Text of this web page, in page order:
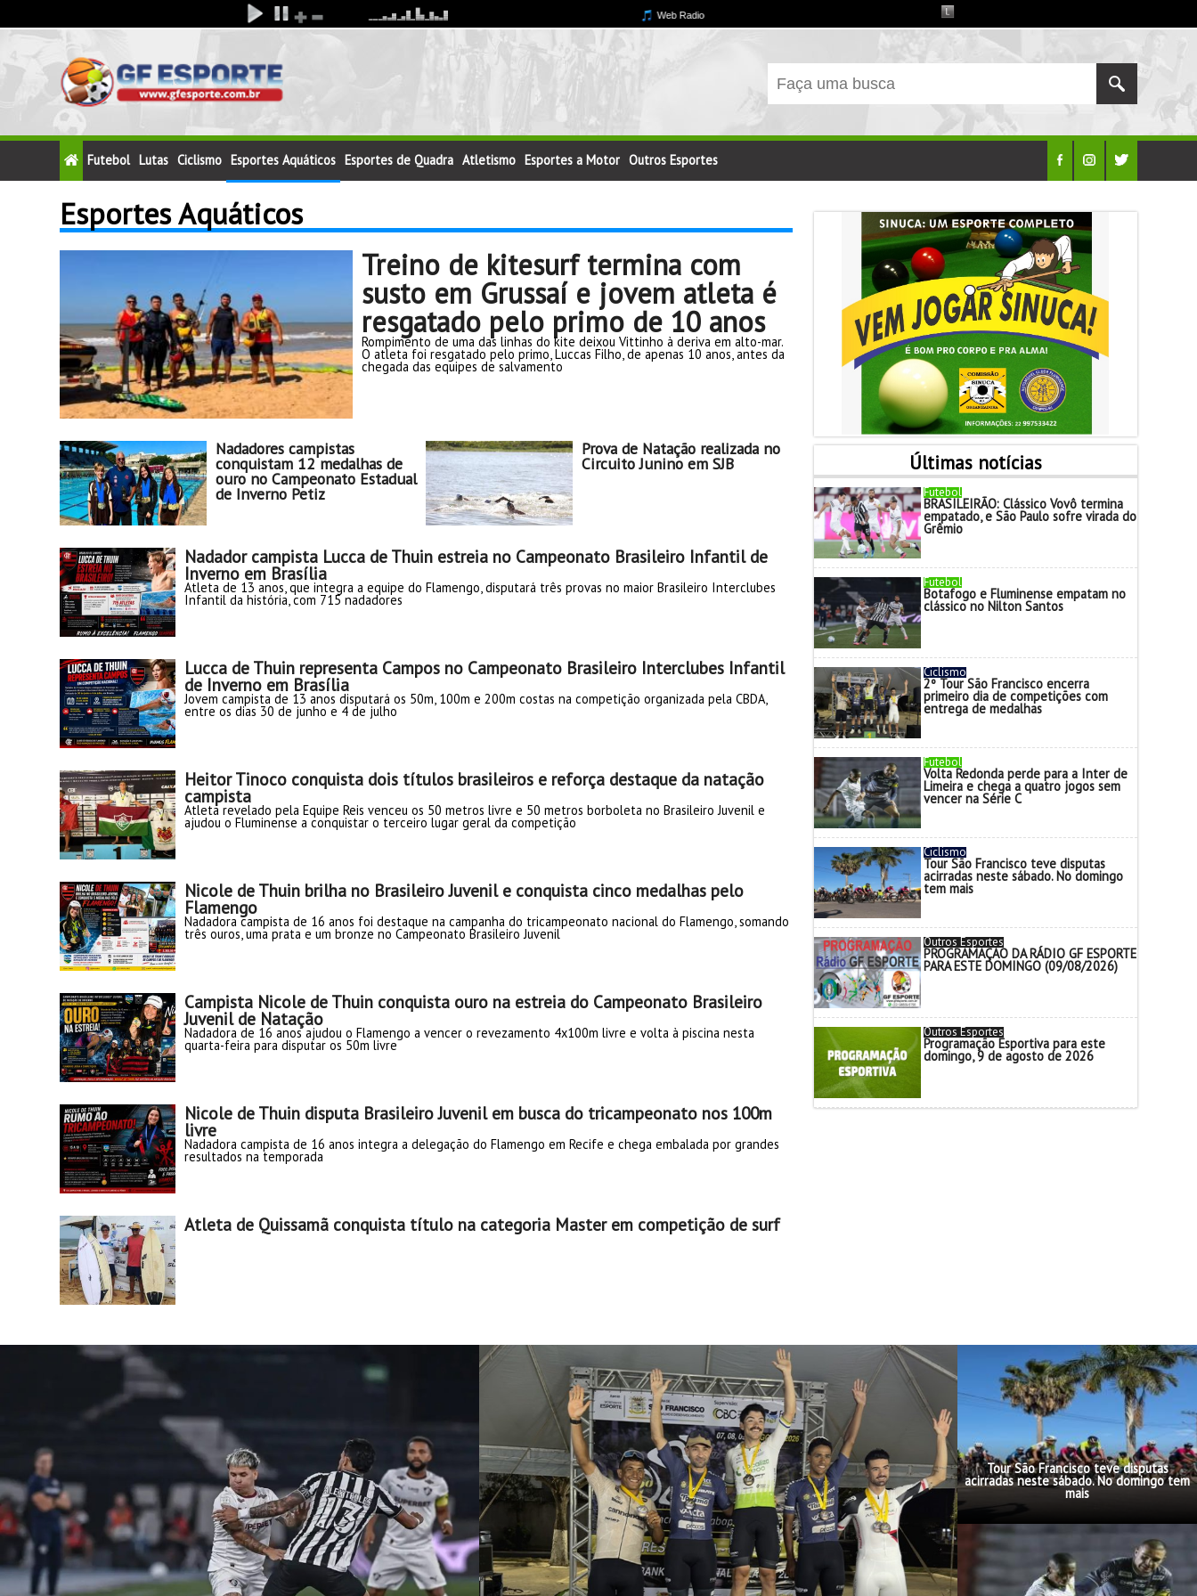
Futebol Lutas Ciclismo Esportes Aquáticos Esportes de Quadra Atletismo Esportes a Motor Outros Esportes
Esportes Aquáticos
Treino de kitesurf termina com
susto em Grussaí e jovem atleta é
resgatado pelo primo de 10 anos
Rompimento de uma das linhas do kite deixou Vittinho à deriva em alto-mar.
O atleta foi resgatado pelo primo, Luccas Filho, de apenas 10 anos, antes da
chegada das equipes de salvamento
Nadadores campistas
conquistam 12 medalhas de
ouro no Campeonato Estadual
de Inverno Petiz
Prova de Natação realizada no
Circuito Junino em SJB
Nadador campista Lucca de Thuin estreia no Campeonato Brasileiro Infantil de
Inverno em Brasília
Atleta de 13 anos, que integra a equipe do Flamengo, disputará três provas no maior Brasileiro Interclubes
Infantil da história, com 715 nadadores
Lucca de Thuin representa Campos no Campeonato Brasileiro Interclubes Infantil
de Inverno em Brasília
Jovem campista de 13 anos disputará os 50m, 100m e 200m costas na competição organizada pela CBDA,
entre os dias 30 de junho e 4 de julho
Heitor Tinoco conquista dois títulos brasileiros e reforça destaque da natação
campista
Atleta revelado pela Equipe Reis venceu os 50 metros livre e 50 metros borboleta no Brasileiro Juvenil e
ajudou o Fluminense a conquistar o terceiro lugar geral da competição
Nicole de Thuin brilha no Brasileiro Juvenil e conquista cinco medalhas pelo
Flamengo
Nadadora campista de 16 anos foi destaque na campanha do tricampeonato nacional do Flamengo, somando
três ouros, uma prata e um bronze no Campeonato Brasileiro Juvenil
Campista Nicole de Thuin conquista ouro na estreia do Campeonato Brasileiro
Juvenil de Natação
Nadadora de 16 anos ajudou o Flamengo a vencer o revezamento 4x100m livre e volta à piscina nesta
quarta-feira para disputar os 50m livre
Nicole de Thuin disputa Brasileiro Juvenil em busca do tricampeonato nos 100m
livre
Nadadora campista de 16 anos integra a delegação do Flamengo em Recife e chega embalada por grandes
resultados na temporada
Atleta de Quissamã conquista título na categoria Master em competição de surf
Últimas notícias
Futebol
BRASILEIRÃO: Clássico Vovô termina
empatado, e São Paulo sofre virada do
Grêmio
Futebol
Botafogo e Fluminense empatam no
clássico no Nilton Santos
Ciclismo
2º Tour São Francisco encerra
primeiro dia de competições com
entrega de medalhas
Futebol
Volta Redonda perde para a Inter de
Limeira e chega a quatro jogos sem
vencer na Série C
Ciclismo
Tour São Francisco teve disputas
acirradas neste sábado. No domingo
tem mais
Outros Esportes
PROGRAMAÇÃO DA RÁDIO GF ESPORTE
PARA ESTE DOMINGO (09/08/2026)
Outros Esportes
Programação Esportiva para este
domingo, 9 de agosto de 2026
Tour São Francisco teve disputas
acirradas neste sábado. No domingo tem
mais